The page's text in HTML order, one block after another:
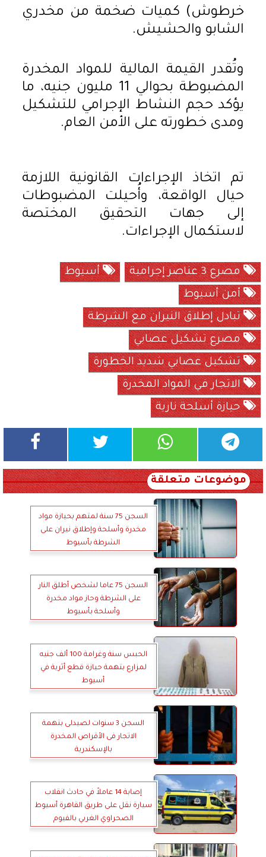
خرطوش) كميات ضخمة من مخدري
الشابو والحشيش.
وتُقدر القيمة المالية للمواد المخدرة
المضبوطة بحوالي 11 مليون جنيه، ما
يؤكد حجم النشاط الإجرامي للتشكيل
ومدى خطورته على الأمن العام.
تم اتخاذ الإجراءات القانونية اللازمة
حيال الواقعة، وأُحيلت المضبوطات
إلى جهات التحقيق المختصة
لاستكمال الإجراءات.
مصرع 3 عناصر إجرامية
أسيوط
أمن أسيوط
تبادل إطلاق النيران مع الشرطة
مصرع تشكيل عصابي
تشكيل عصابي شديد الخطورة
الاتجار في المواد المخدرة
حيازة أسلحة نارية
موضوعات متعلقة
السجن 75 سنة لمتهم بحيازة مواد
مخدرة وأسلحة وإطلاق نيران على
الشرطة بأسيوط
السجن 75 عاما لشخص أطلق النار
على الشرطة وحاز مواد مخدرة
وأسلحة بأسيوط
الحبس سنة وغرامة 100 ألف جنيه
لمزارع بتهمة حيازة قطع أثرية في
أسيوط
السجن 3 سنوات لصيدلى بتهمة
الاتجار فى الأقراص المخدرة
بالإسكندرية
إصابة 14 عاملاً في حادث انقلاب
سيارة نقل على طريق القاهرة أسيوط
الصحراوي الغربي بالفيوم